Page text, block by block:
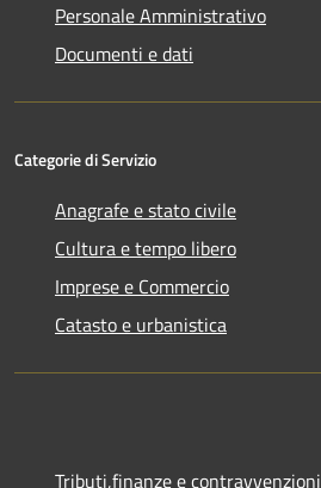
Personale Amministrativo
Documenti e dati
Categorie di Servizio
Anagrafe e stato civile
Cultura e tempo libero
Imprese e Commercio
Catasto e urbanistica
Tributi,finanze e contravvenzioni